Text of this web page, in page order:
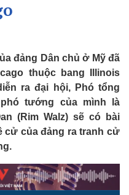
Giáo dục
đảng Dân chủ ở Mỹ đã
thuộc bang Illinois
ra đại hội, Phó tổng
tướng của mình là
(Rim Walz) sẽ có bài
cử của đảng ra tranh cử